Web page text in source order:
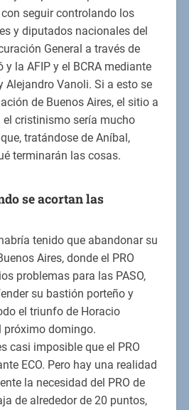
seguir controlando los
y diputados nacionales del
General a través de
y la AFIP y el BCRA mediante
Alejandro Vanoli. Si a esto se
de Buenos Aires, el sitio a
cristinismo sería mucho
tratándose de Aníbal,
terminarán las cosas.
se acortan las
tenido que abandonar su
Aires, donde el PRO
problemas para las PASO,
su bastión porteño y
el triunfo de Horacio
próximo domingo.
casi imposible que el PRO
ECO. Pero hay una realidad
la necesidad del PRO de
de alrededor de 20 puntos,